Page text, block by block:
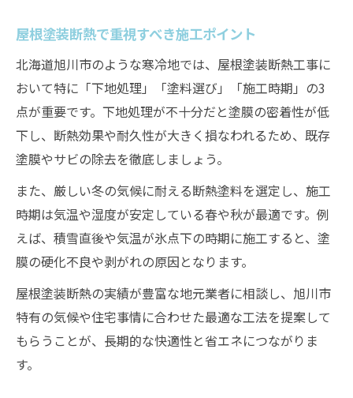
屋根塗装断熱で重視すべき施工ポイント
北海道旭川市のような寒冷地では、屋根塗装断熱工事に
おいて特に「下地処理」「塗料選び」「施工時期」の3
点が重要です。下地処理が不十分だと塗膜の密着性が低
下し、断熱効果や耐久性が大きく損なわれるため、既存
塗膜やサビの除去を徹底しましょう。
また、厳しい冬の気候に耐える断熱塗料を選定し、施工
時期は気温や湿度が安定している春や秋が最適です。例
えば、積雪直後や気温が氷点下の時期に施工すると、塗
膜の硬化不良や剥がれの原因となります。
屋根塗装断熱の実績が豊富な地元業者に相談し、旭川市
特有の気候や住宅事情に合わせた最適な工法を提案して
もらうことが、長期的な快適性と省エネにつながりま
す。